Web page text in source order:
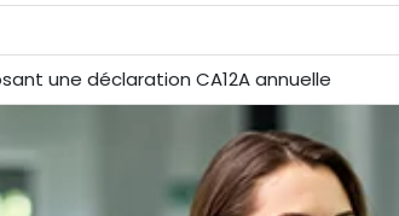
une déclaration CA12A annuelle